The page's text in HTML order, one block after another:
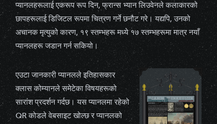
प्यानलहरूलाई एकरूप रूप दिन, फ्रान्स भ्यान लिउवेनले कलाकारको
छापहरूलाई डिजिटल रूपमा चित्रण गर्ने छनौट गरे। यद्यपि, उनको
अचानक मृत्युको कारण, १९ स्तम्भहरू मध्ये १७ स्तम्भहरूमा मात्र नयाँ
प्यानलहरू जडान गर्न सकियो।
एउटा जानकारी प्यानलले इतिहासकार
क्लास कोम्यानले समेटेका विषयहरूको
सारांश प्रदर्शन गर्दछ। यस प्यानलमा रहेको
QR कोडले वेबसाइट खोल्छ र प्यानलको